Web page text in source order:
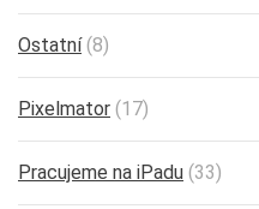
Ostatní(8)
Pixelmator (17)
Pracujeme na iPadu (33)